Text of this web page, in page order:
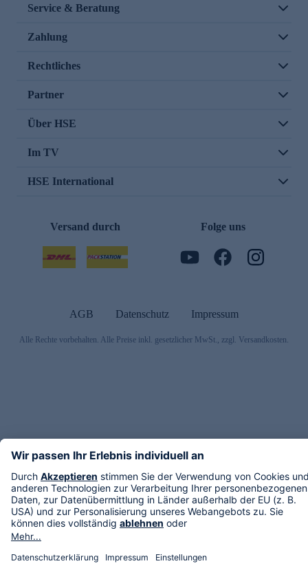
Service & Beratung
Zahlung
Rechtliches
Partner
Über HSE
Im TV
HSE International
Versand durch Folge uns
AGB Datenschutz Impressum
Alle Rechte vorbehalten. Alle Preise inkl. gesetzlicher MwSt., zzgl. Versandkosten.